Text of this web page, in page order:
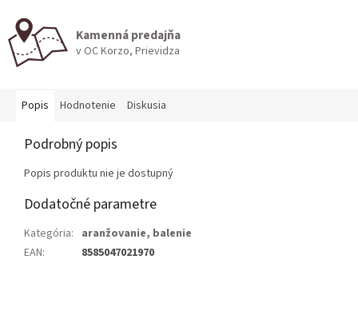
Kamenná predajňa
v OC Korzo, Prievidza
Popis Hodnotenie Diskusia
Podrobný popis
Popis produktu nie je dostupný
Dodatočné parametre
Kategória: aranžovanie, balenie
EAN: 8585047021970